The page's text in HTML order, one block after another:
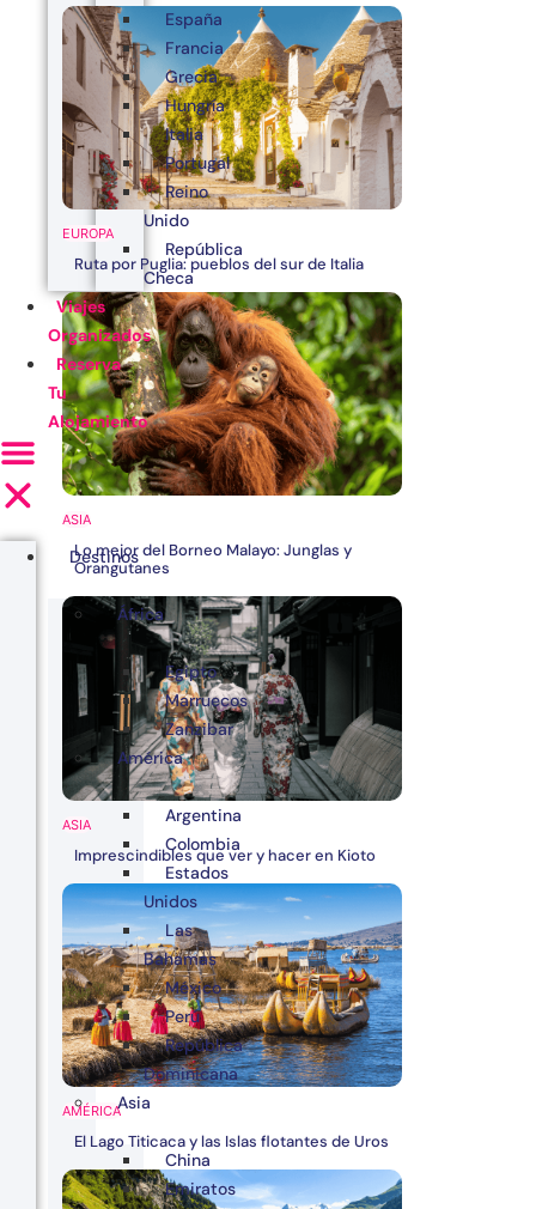
EUROPA
Ruta por Puglia: pueblos del sur de Italia
ASIA
Lo mejor del Borneo Malayo: Junglas y
Orangutanes
ASIA
Imprescindibles que ver y hacer en Kioto
AMÉRICA
El Lago Titicaca y las Islas flotantes de Uros
España
Francia
Grecia
Hungría
Italia
Portugal
Reino
Unido
República
Checa
Viajes
Organizados
Reserva
Tu
Alojamiento
Destinos
África
Egipto
Marruecos
Zanzibar
América
Argentina
Colombia
Estados
Unidos
Las
Bahamas
México
Perú
República
Dominicana
Asia
China
Emiratos